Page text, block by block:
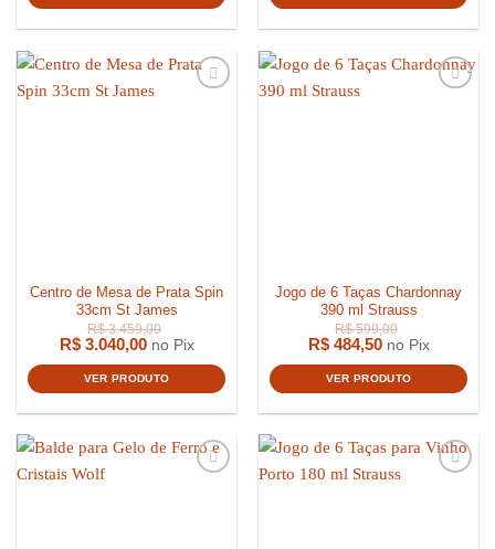
Centro de Mesa de Prata Spin
33cm St James
R$3.040,00 no Pix
VER PRODUTO
Jogo de 6 Taças Chardonnay
390 ml Strauss
R$484,50 no Pix
VER PRODUTO